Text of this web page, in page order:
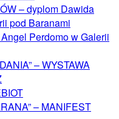
– dyplom Dawida
pod Baranami
Perdomo w Galerii
– WYSTAWA
– MANIFEST